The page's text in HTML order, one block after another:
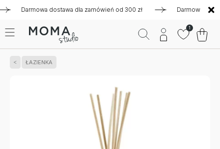
Darmowa dostawa dla zamówień od 300 zł Darmowa dostawa
1
ŁAZIENKA